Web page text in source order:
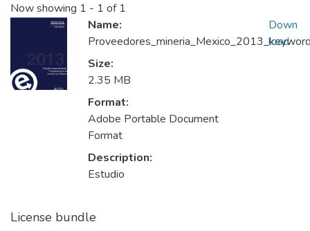
Now showing 1 - 1 of 1
Name:
Size:
2.35 MB
Format:
Adobe Portable Document
Format
Description:
Estudio
Down
load
License bundle